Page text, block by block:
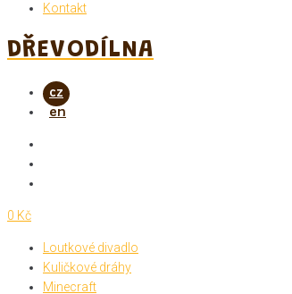
Kontakt
DŘEVODÍLNA
0 Kč
Loutkové divadlo
Kuličkové dráhy
Minecraft